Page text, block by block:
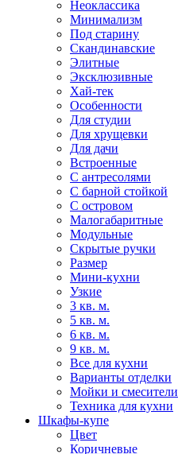
Неоклассика
Минимализм
Под старину
Скандинавские
Элитные
Эксклюзивные
Хай-тек
Особенности
Для студии
Для хрущевки
Для дачи
Встроенные
С антресолями
С барной стойкой
С островом
Малогабаритные
Модульные
Скрытые ручки
Размер
Мини-кухни
Узкие
3 кв. м.
5 кв. м.
6 кв. м.
9 кв. м.
Все для кухни
Варианты отделки
Мойки и смесители
Техника для кухни
Шкафы-купе
Цвет
Коричневые